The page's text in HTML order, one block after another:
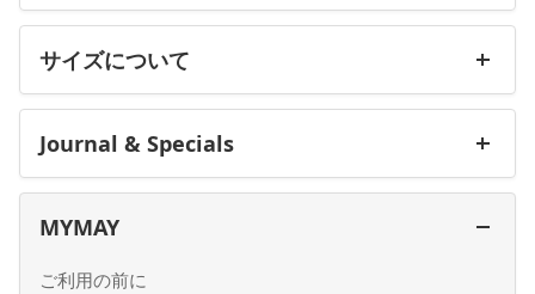
サイズについて
Journal & Specials
MYMAY
ご利用の前に